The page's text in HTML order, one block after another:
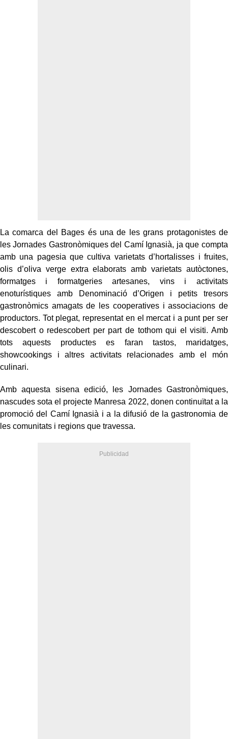
La comarca del Bages és una de les grans protagonistes de
les Jornades Gastronòmiques del Camí Ignasià, ja que compta
amb una pagesia que cultiva varietats d’hortalisses i fruites,
olis d’oliva verge extra elaborats amb varietats autòctones,
formatges i formatgeries artesanes, vins i activitats
enoturístiques amb Denominació d’Origen i petits tresors
gastronòmics amagats de les cooperatives i associacions de
productors. Tot plegat, representat en el mercat i a punt per ser
descobert o redescobert per part de tothom qui el visiti. Amb
tots aquests productes es faran tastos, maridatges,
showcookings i altres activitats relacionades amb el món
culinari.
Amb aquesta sisena edició, les Jornades Gastronòmiques,
nascudes sota el projecte Manresa 2022, donen continuïtat a la
promoció del Camí Ignasià i a la difusió de la gastronomia de
les comunitats i regions que travessa.